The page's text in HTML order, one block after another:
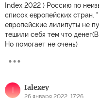
Index 2022 ) Россию по
список европейских стран.
европейские лилипуты не
тешили себя тем что
Но помогает не очень)
I Ialexey
26 января 2022, 17:26